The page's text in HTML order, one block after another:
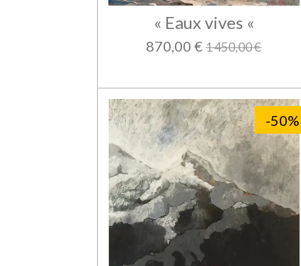
« Eaux vives «
870,00 € 1 450,00 €
-50%